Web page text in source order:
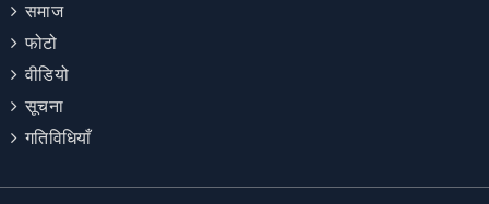
समाज
फोटो
वीडियो
सूचना
गतिविधियाँ